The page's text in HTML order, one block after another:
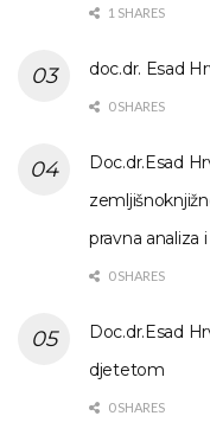
1 SHARES
doc.dr. Esad
0 SHARES
Doc.dr.Esad
pravna analiza
0 SHARES
Doc.dr.Esad
djetetom
0 SHARES